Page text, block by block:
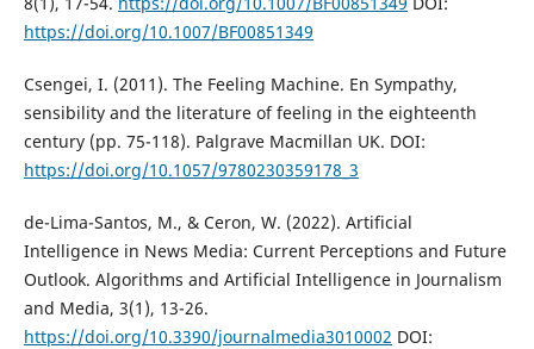
https://doi.org/10.1007/BF00851349
Csengei, I. (2011). The Feeling Machine. En Sympathy,
sensibility and the literature of feeling in the eighteenth
century (pp. 75-118). Palgrave Macmillan UK. DOI:
https://doi.org/10.1057/9780230359178_3
de-Lima-Santos, M., & Ceron, W. (2022). Artificial
Intelligence in News Media: Current Perceptions and Future
Outlook. Algorithms and Artificial Intelligence in Journalism
and Media, 3(1), 13-26.
https://doi.org/10.3390/journalmedia3010002 DOI: